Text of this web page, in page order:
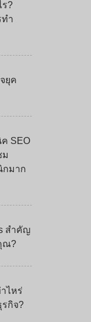
ร?
ำ
ยุค
SEO
ม
กมาก
สำคัญ
ณ?
ไหร่
รกิจ?